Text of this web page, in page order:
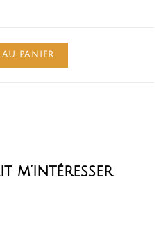
AU PANIER
m’intéresser